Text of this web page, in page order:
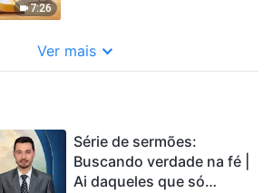
7:26
Ver mais
Série de sermões:
Buscando verdade na fé |
Ai daqueles que só